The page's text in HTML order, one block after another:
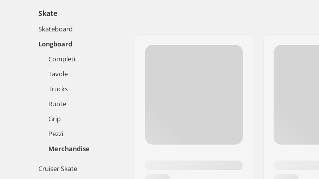
Skate
Skateboard
Longboard
Completi
Tavole
Trucks
Ruote
Grip
Pezzi
Merchandise
Cruiser Skate